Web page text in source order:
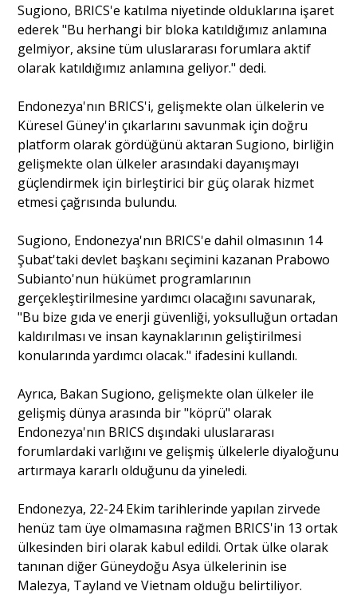
Söyleşi
Portre
Yazarlar
Eğitim
Dosya Haber
Ankara Analiz
Sağlık
Sugiono, BRICS'e katılma niyetinde olduklarına işaret
ederek "Bu herhangi bir bloka katıldığımız anlamına
gelmiyor, aksine tüm uluslararası forumlara aktif
olarak katıldığımız anlamına geliyor." dedi.
Endonezya'nın BRICS'i, gelişmekte olan ülkelerin ve
Küresel Güney'in çıkarlarını savunmak için doğru
platform olarak gördüğünü aktaran Sugiono, birliğin
gelişmekte olan ülkeler arasındaki dayanışmayı
güçlendirmek için birleştirici bir güç olarak hizmet
etmesi çağrısında bulundu.
Sugiono, Endonezya'nın BRICS'e dahil olmasının 14
Şubat'takidevlet başkanı seçimini kazanan Prabowo
Subianto'nun hükümet programlarının
gerçekleştirilmesine yardımcı olacağını savunarak,
"Bu bize gıda ve enerji güvenliği, yoksulluğun ortadan
kaldırılması ve insan kaynaklarının geliştirilmesi
konularında yardımcı olacak." ifadesini kullandı.
Ayrıca, Bakan Sugiono, gelişmekte olan ülkeler ile
gelişmiş dünya arasında bir "köprü" olarak
Endonezya'nın BRICS dışındaki uluslararası
forumlardaki varlığını ve gelişmiş ülkelerle diyaloğunu
artırmaya kararlı olduğunu da yineledi.
Endonezya, 22-24 Ekim tarihlerinde yapılan zirvede
henüz tam üye olmamasına rağmen BRICS'in 13 ortak
ülkesinden biri olarak kabul edildi. Ortak ülke olarak
tanınan diğer Güneydoğu Asya ülkelerinin ise
Malezya, Tayland ve Vietnam olduğu belirtiliyor.